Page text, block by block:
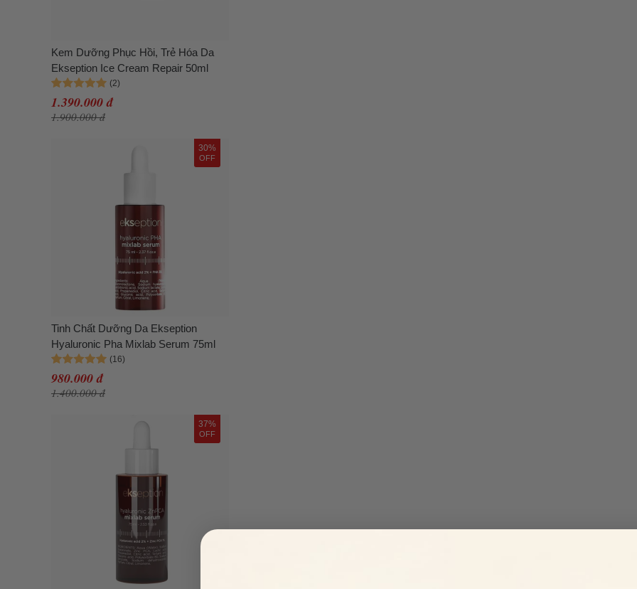
Kem Dưỡng Phục Hồi, Trẻ Hóa Da
Ekseption Ice Cream Repair 50ml
1.390.000 đ
1.900.000 đ
30%
OFF
Tinh Chất Dưỡng Da Ekseption
Hyaluronic Pha Mixlab Serum 75ml
980.000 đ
1.400.000 đ
37%
OFF